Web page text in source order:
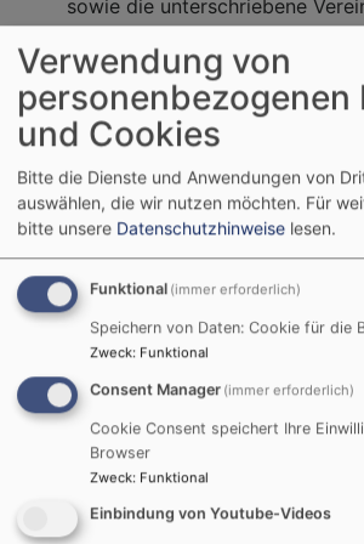
sowie die unterschriebene
der Teilnahmebeitrag für das
das Unterrichtsmaterial. In
kann dieser Beitrag teilweise
nachgelassen werden.
Hier finden Sie weitere
Landeskirche Bayern):
www.konfiweb.de
Verwendung von
personenbezogenen
und Cookies
Bitte die Dienste und Anwendungen von
auswählen, die wir nutzen möchten. Für
bitte unsere Datenschutzhinweise lesen.
Funktional (immer erforderlich)
Speichern von Daten: Cookie für die
Zweck: Funktional
Consent Manager (immer erforderlich)
Cookie Consent speichert Ihre
Browser
Zweck: Funktional
Einbindung von Youtube-Videos